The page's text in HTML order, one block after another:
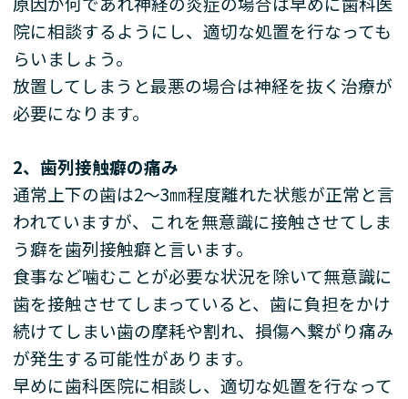
院に相談するようにし、適切な処置を行なっても
らいましょう。
放置してしまうと最悪の場合は神経を抜く治療が
必要になります。
2、歯列接触癖の痛み
通常上下の歯は2～3㎜程度離れた状態が正常と言
われていますが、これを無意識に接触させてしま
う癖を歯列接触癖と言います。
食事など噛むことが必要な状況を除いて無意識に
歯を接触させてしまっていると、歯に負担をかけ
続けてしまい歯の摩耗や割れ、損傷へ繋がり痛み
が発生する可能性があります。
早めに歯科医院に相談し、適切な処置を行なって